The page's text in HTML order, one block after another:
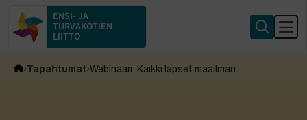
ENSI- JA
TURVAKOTIEN
LIITTO
Tapahtumat Webinaari: Kaikki lapset maailman